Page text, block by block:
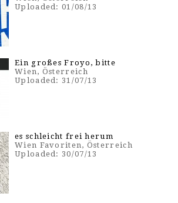
Uploaded: 01/08/13
Ein großes Froyo, bitte
Wien, Österreich
Uploaded: 31/07/13
es schleicht frei herum
Wien Favoriten, Österreich
Uploaded: 30/07/13